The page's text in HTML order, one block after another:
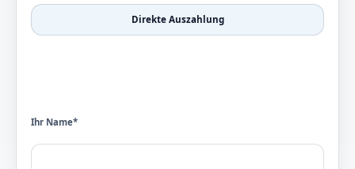
Direkte Auszahlung
Ihr Name*